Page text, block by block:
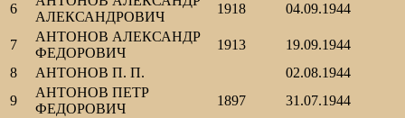
6
АЛЕКСАНДРОВИЧ
1918 04.09.1944
7
АНТОНОВ АЛЕКСАНДР
ФЕДОРОВИЧ
1913
19.09.1944
8
АНТОНОВ П. П.
02.08.1944
9
АНТОНОВ ПЕТР
ФЕДОРОВИЧ
1897 31.07.1944